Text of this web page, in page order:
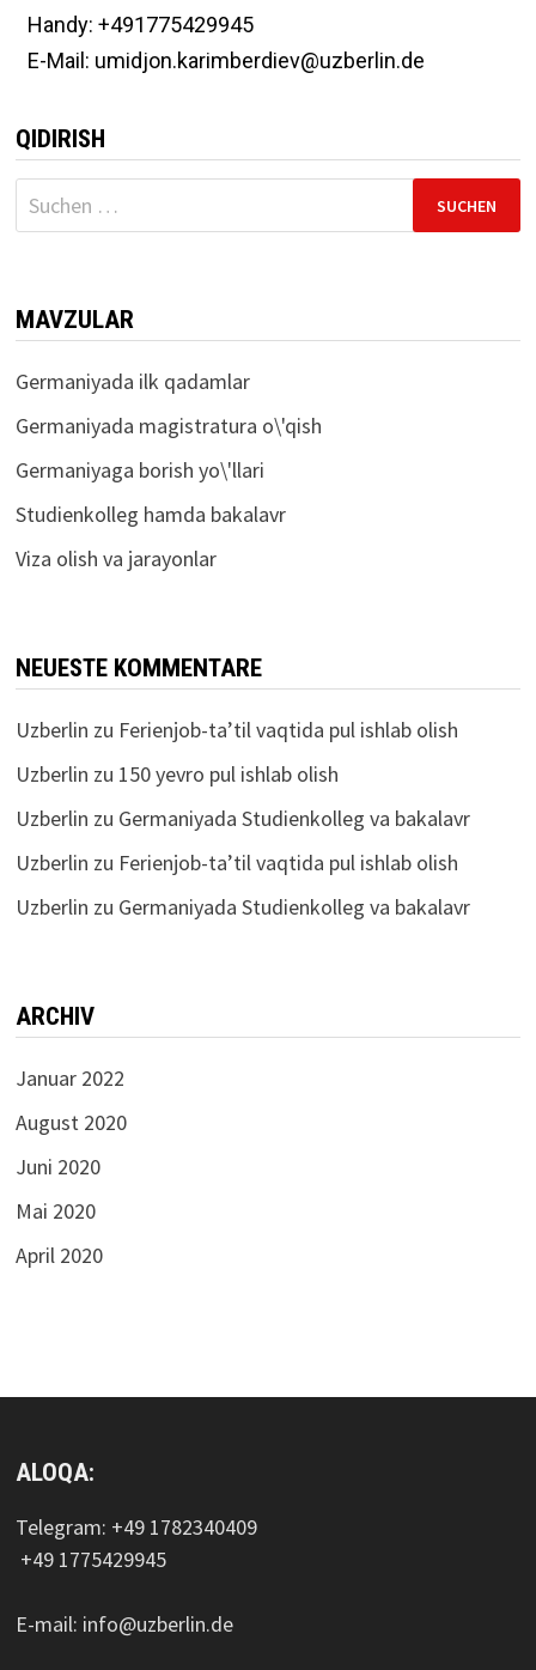
Handy: +491775429945
E-Mail: umidjon.karimberdiev@uzberlin.de
QIDIRISH
MAVZULAR
Germaniyada ilk qadamlar
Germaniyada magistratura o\'qish
Germaniyaga borish yo\'llari
Studienkolleg hamda bakalavr
Viza olish va jarayonlar
NEUESTE KOMMENTARE
Uzberlin zu Ferienjob-ta’til vaqtida pul ishlab olish
Uzberlin zu 150 yevro pul ishlab olish
Uzberlin zu Germaniyada Studienkolleg va bakalavr
Uzberlin zu Ferienjob-ta’til vaqtida pul ishlab olish
Uzberlin zu Germaniyada Studienkolleg va bakalavr
ARCHIV
Januar 2022
August 2020
Juni 2020
Mai 2020
April 2020
ALOQA:
Telegram: +49 1782340409
+49 1775429945
E-mail: info@uzberlin.de